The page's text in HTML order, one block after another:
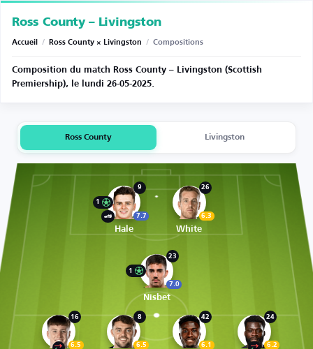
Ross County – Livingston
Accueil / Ross County × Livingston / Compositions
Composition du match Ross County – Livingston (Scottish
Premiership), le lundi 26-05-2025.
Ross County Livingston
9
7.7
1
Hale
26
6.3
White
23
7.0
1
Nisbet
16
6.5
8
6.5
42
6.1
24
6.2